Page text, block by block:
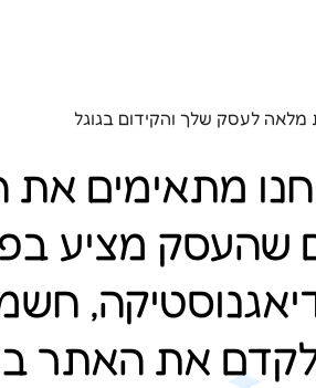
לעסק שלך והקידום בגוגל
מתאימים את
שהעסק מציע
דיאגנוסטיקה,
את האתר